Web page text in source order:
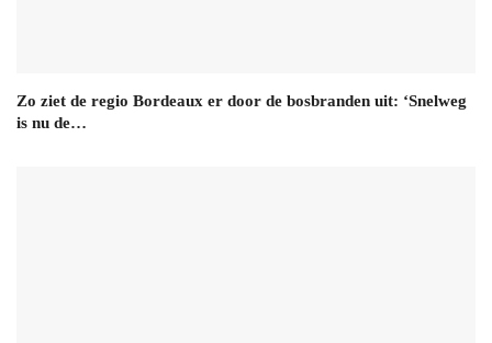
Zo ziet de regio Bordeaux er door de bosbranden uit: ‘Snelweg
is nu de…